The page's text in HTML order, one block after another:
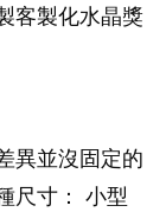
客製化水晶獎
異並沒固定的
尺寸： 小型